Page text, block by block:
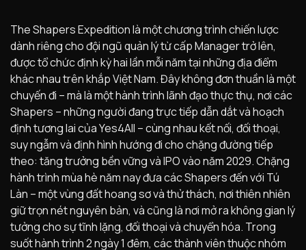
The Shapers Expedition là một chương trình chiến lược
dành riêng cho đội ngũ quản lý từ cấp Manager trở lên,
được tổ chức định kỳ hai lần mỗi năm tại những địa điểm
khác nhau trên khắp Việt Nam. Đây không đơn thuần là một
chuyến đi – mà là một hành trình lãnh đạo thực thụ, nơi các
Shapers – những người đang trực tiếp dẫn dắt và hoạch
định tương lai của Yes4All – cùng nhau kết nối, đối thoại,
suy ngẫm và định hình hướng đi cho chặng đường tiếp
theo: tăng trưởng bền vững và IPO vào năm 2029. Chặng
hành trình mùa hè năm nay đưa các Shapers đến với Tú
Làn – một vùng đất hoang sơ và thử thách, nơi thiên nhiên
giữ trọn nét nguyên bản, và cũng là nơi mở ra không gian lý
tưởng cho sự tĩnh lặng, đối thoại và chuyển hóa. Trong
suốt hành trình 2 ngày 1 đêm, các thành viên thuộc nhóm